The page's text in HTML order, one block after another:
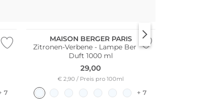
7
MAISON BERGER PARIS
Zitronen-Verbene - Lampe Berger
Duft 1000 ml
29,00
€ 2,90 / Preis pro 100ml
+ 7